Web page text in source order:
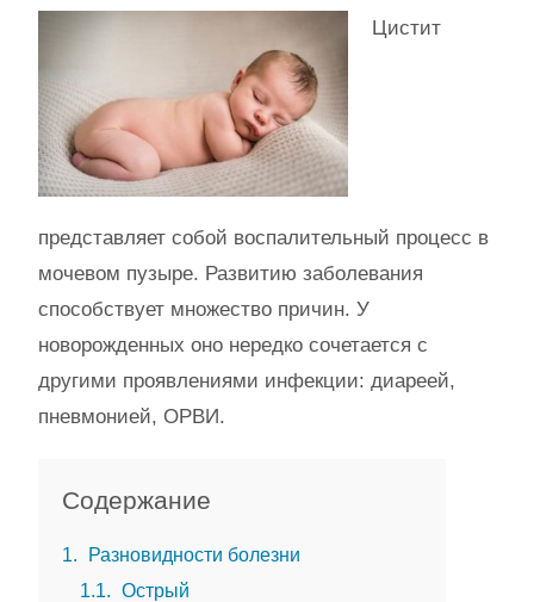
Цистит
представляет собой воспалительный процесс в
мочевом пузыре. Развитию заболевания
способствует множество причин. У
новорожденных оно нередко сочетается с
другими проявлениями инфекции: диареей,
пневмонией, ОРВИ.
Содержание
1
Разновидности болезни
1.1
Острый